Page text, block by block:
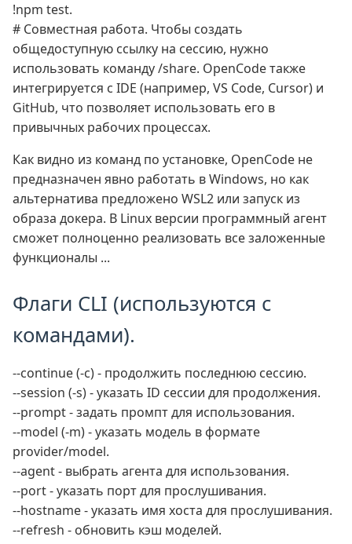
!npm test.
# Совместная работа. Чтобы создать
общедоступную ссылку на сессию, нужно
использовать команду /share. OpenCode также
интегрируется с IDE (например, VS Code, Cursor) и
GitHub, что позволяет использовать его в
привычных рабочих процессах.
Как видно из команд по установке, OpenCode не
предназначен явно работать в Windows, но как
альтернатива предложено WSL2 или запуск из
образа докера. В Linux версии программный агент
сможет полноценно реализовать все заложенные
функционалы ...
Флаги CLI (используются с
командами).
--continue (-c) - продолжить последнюю сессию.
--session (-s) - указать ID сессии для продолжения.
--prompt - задать промпт для использования.
--model (-m) - указать модель в формате
provider/model.
--agent - выбрать агента для использования.
--port - указать порт для прослушивания.
--hostname - указать имя хоста для прослушивания.
--refresh - обновить кэш моделей.